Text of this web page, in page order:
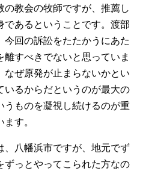
教会の牧師ですが、推薦し
であるということです。渡部
回の訴訟をたたかうにあた
すべきでないと思っていま
ぜ原発が止まらないかとい
いるからだというのが最大の
うものを凝視し続けるのが重
す。
、八幡浜市ですが、地元でず
ずっとやってこられた方なの